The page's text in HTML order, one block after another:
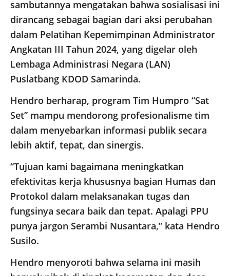
sambutannya mengatakan bahwa sosialisasi ini
dirancang sebagai bagian dari aksi perubahan
dalam Pelatihan Kepemimpinan Administrator
Angkatan III Tahun 2024, yang digelar oleh
Lembaga Administrasi Negara (LAN)
Puslatbang KDOD Samarinda.
Hendro berharap, program Tim Humpro “Sat
Set” mampu mendorong profesionalisme tim
dalam menyebarkan informasi publik secara
lebih aktif, tepat, dan sinergis.
“Tujuan kami bagaimana meningkatkan
efektivitas kerja khususnya bagian Humas dan
Protokol dalam melaksanakan tugas dan
fungsinya secara baik dan tepat. Apalagi PPU
punya jargon Serambi Nusantara,” kata Hendro
Susilo.
Hendro menyoroti bahwa selama ini masih